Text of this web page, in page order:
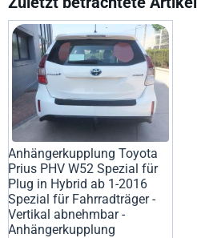
Anhängerkupplung Toyota
Prius PHV W52 Spezial für
Plug in Hybrid ab 1-2016
Spezial für Fahrradträger -
Vertikal abnehmbar -
Anhängerkupplung